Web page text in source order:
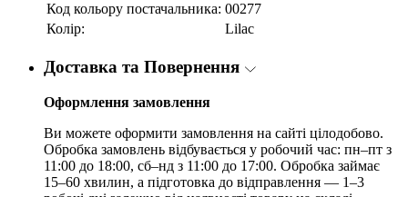
Код кольору постачальника: 00277
Колір:
Lilac
Доставка та Повернення
Оформлення замовлення
Ви можете оформити замовлення на сайті цілодобово.
Обробка замовлень відбувається у робочий час: пн–пт з
11:00 до 18:00, сб–нд з 11:00 до 17:00. Обробка займає
15–60 хвилин, а підготовка до відправлення — 1–3